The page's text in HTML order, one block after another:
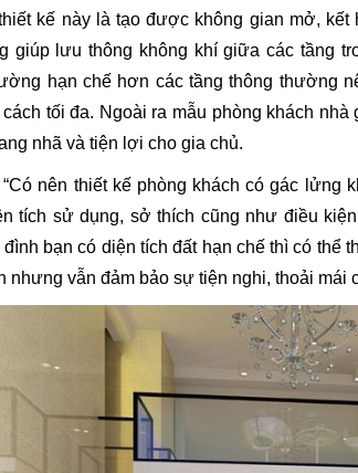
kế này là tạo được không gian mở,
giúp lưu thông không khí giữa các tầng
hạn chế hơn các tầng thông thường
cách tối đa. Ngoài ra mẫu phòng khách
nhã và tiện lợi cho gia chủ.
nên thiết kế phòng khách có gác lửng
tích sử dụng, sở thích cũng như điều
đình bạn có diện tích đất hạn chế thì có thể
nhưng vẫn đảm bảo sự tiện nghi, thoải mái